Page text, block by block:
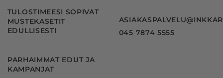
TULOSTIMEESI SOPIVAT
MUSTEKASETIT
EDULLISESTI
PARHAIMMAT EDUT JA
KAMPANJAT
045 7874 5555